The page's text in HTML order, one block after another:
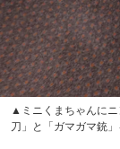
(c)石森プロ・テ
東映
(c)2013